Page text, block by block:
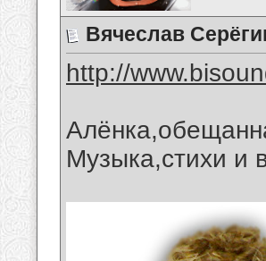
Вячеслав
http://
Музыка,стихи и